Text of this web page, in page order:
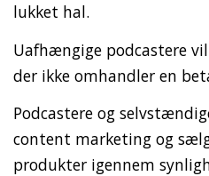
lukket hal.
Uafhængige podcastere
der ikke omhandler en
Podcastere og
content marketing og
produkter igennem